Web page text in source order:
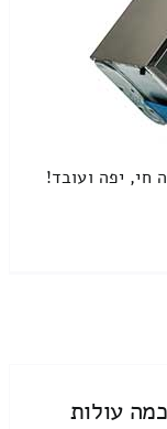
חי, יפה ועובד!
עולות